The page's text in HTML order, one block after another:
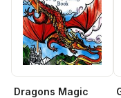
Dragons Magic